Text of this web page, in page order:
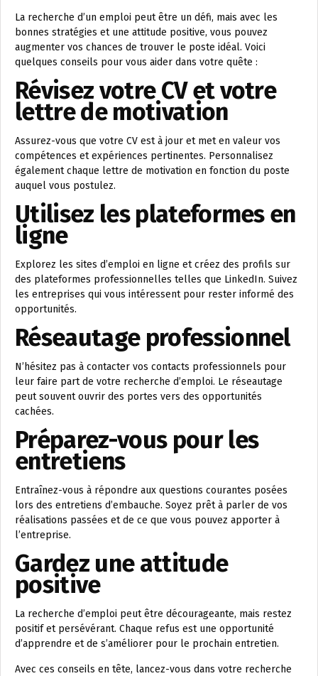
La recherche d’un emploi peut être un défi, mais avec les
bonnes stratégies et une attitude positive, vous pouvez
augmenter vos chances de trouver le poste idéal. Voici
quelques conseils pour vous aider dans votre quête :
Révisez votre CV et votre
lettre de motivation
Assurez-vous que votre CV est à jour et met en valeur vos
compétences et expériences pertinentes. Personnalisez
également chaque lettre de motivation en fonction du poste
auquel vous postulez.
Utilisez les plateformes en
ligne
Explorez les sites d’emploi en ligne et créez des profils sur
des plateformes professionnelles telles que LinkedIn. Suivez
les entreprises qui vous intéressent pour rester informé des
opportunités.
Réseautage professionnel
N’hésitez pas à contacter vos contacts professionnels pour
leur faire part de votre recherche d’emploi. Le réseautage
peut souvent ouvrir des portes vers des opportunités
cachées.
Préparez-vous pour les
entretiens
Entraînez-vous à répondre aux questions courantes posées
lors des entretiens d’embauche. Soyez prêt à parler de vos
réalisations passées et de ce que vous pouvez apporter à
l’entreprise.
Gardez une attitude
positive
La recherche d’emploi peut être décourageante, mais restez
positif et persévérant. Chaque refus est une opportunité
d’apprendre et de s’améliorer pour le prochain entretien.
Avec ces conseils en tête, lancez-vous dans votre recherche